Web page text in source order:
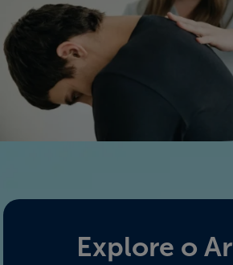
Explore o